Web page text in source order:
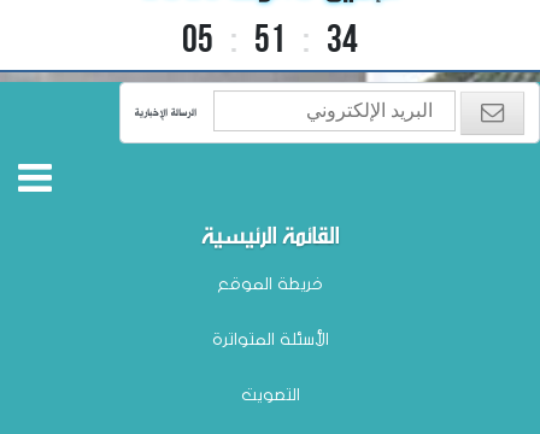
05 : 51 : 35
الرسالة الإخبارية
القائمة الرئيسية
خريطة الموقع
الأسئلة المتواترة
التصويت